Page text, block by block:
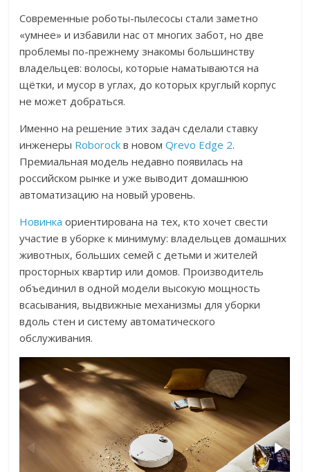
Современные роботы-пылесосы стали заметно
«умнее» и избавили нас от многих забот, но две
проблемы по-прежнему знакомы большинству
владельцев: волосы, которые наматываются на
щётки, и мусор в углах, до которых круглый корпус
не может добраться.
Именно на решение этих задач сделали ставку
инженеры Roborock в новомQrevo Edge 2.
Премиальная модель недавно появилась на
российском рынке и уже выводит домашнюю
автоматизацию на новый уровень.
Новинка ориентирована на тех, кто хочет свести
участие в уборке к минимуму: владельцев домашних
животных, больших семей с детьми и жителей
просторных квартир или домов. Производитель
объединил в одной модели высокую мощность
всасывания, выдвижные механизмы для уборки
вдоль стен и систему автоматического
обслуживания.